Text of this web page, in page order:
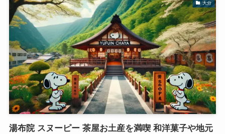
大分
湯布院 スヌーピー 茶屋お土産を満喫 和洋菓子や地元